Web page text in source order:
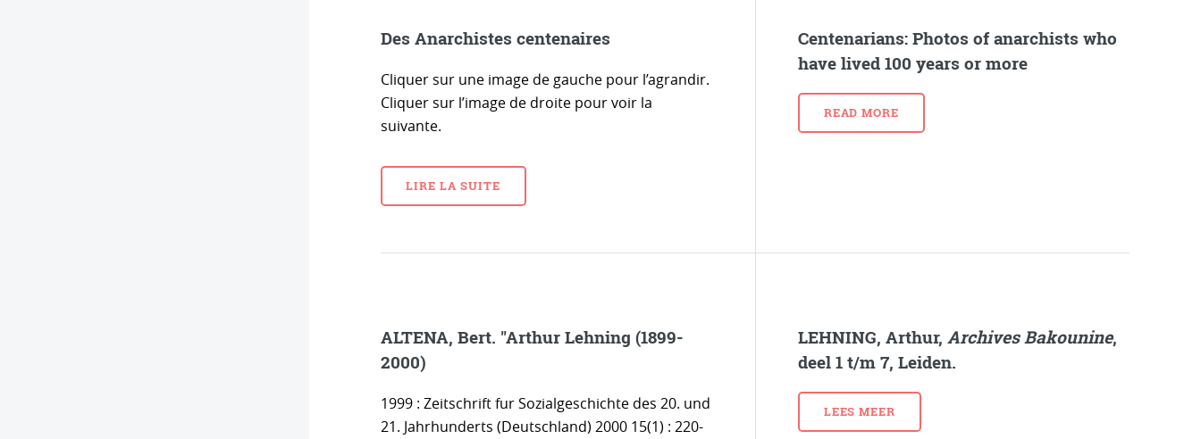
Des Anarchistes centenaires
Cliquer sur une image de gauche pour l’agrandir.
Cliquer sur l’image de droite pour voir la
suivante.
LIRE LA SUITE
Centenarians: Photos of anarchists who
have lived 100 years or more
READ MORE
ALTENA, Bert. "Arthur Lehning (1899-
2000)
1999 : Zeitschrift fur Sozialgeschichte des 20. und
21. Jahrhunderts (Deutschland) 2000 15(1) : 220-
LEHNING, Arthur, Archives Bakounine,
deel 1 t/m 7, Leiden.
LEES MEER